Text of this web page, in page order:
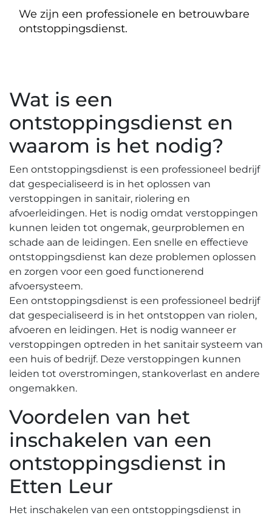
We zijn een professionele en betrouwbare
ontstoppingsdienst.
Wat is een
ontstoppingsdienst en
waarom is het nodig?​
Een ontstoppingsdienst is een professioneel bedrijf
dat gespecialiseerd is in het oplossen van
verstoppingen in sanitair, riolering en
afvoerleidingen.​ Het is nodig omdat verstoppingen
kunnen leiden tot ongemak, geurproblemen en
schade aan de leidingen. Een snelle en effectieve
ontstoppingsdienst kan deze problemen oplossen
en zorgen voor een goed functionerend
afvoersysteem.
Een ontstoppingsdienst is een professioneel bedrijf
dat gespecialiseerd is in het ontstoppen van riolen,
afvoeren en leidingen.​ Het is nodig wanneer er
verstoppingen optreden in het sanitair systeem van
een huis of bedrijf. Deze verstoppingen kunnen
leiden tot overstromingen, stankoverlast en andere
ongemakken.​
Voordelen van het
inschakelen van een
ontstoppingsdienst in
Etten Leur
Het inschakelen van een ontstoppingsdienst in